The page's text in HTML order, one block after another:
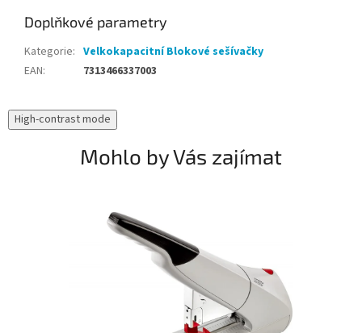
Doplňkové parametry
Kategorie: Velkokapacitní Blokové sešívačky
EAN: 7313466337003
High-contrast mode
Mohlo by Vás zajímat